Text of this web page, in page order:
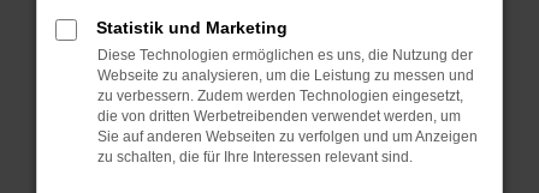
Betriebssystem auf dem neuesten Stand
sind.
Veraltete Software birgt nicht nur ein
Sicherheitsrisiko, sondern kann auch dazu
führen, dass bestimmte Funktionen nicht mehr
unterstützt werden.
Statistik und Marketing
Diese Technologien ermöglichen es uns, die Nutzung der
Webseite zu analysieren, um die Leistung zu messen und
zu verbessern. Zudem werden Technologien eingesetzt,
die von dritten Werbetreibenden verwendet werden, um
Sie auf anderen Webseiten zu verfolgen und um Anzeigen
zu schalten, die für Ihre Interessen relevant sind.